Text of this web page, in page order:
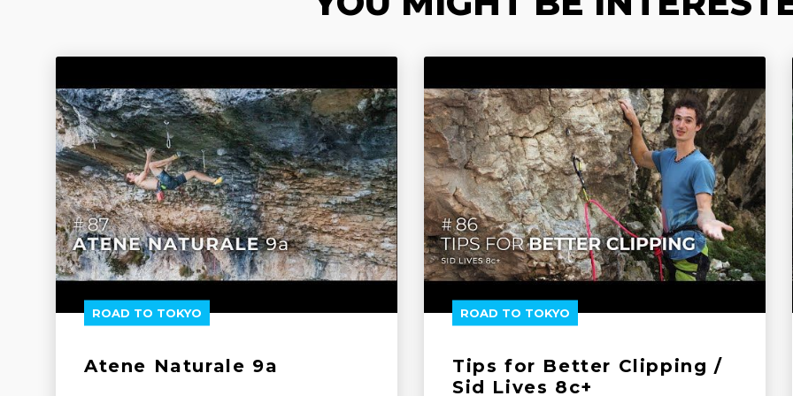
ROAD TO TOKYO
Atene Naturale 9a
ROAD TO TOKYO
Tips for Better Clipping /
Sid Lives 8c+